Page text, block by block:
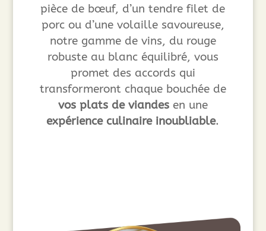
pièce de bœuf, d’un tendre filet de
porc ou d’une volaille savoureuse,
notre gamme de vins, du rouge
robuste au blanc équilibré, vous
promet des accords qui
transformeront chaque bouchée de
vos plats de viandesen une
expérience culinaire inoubliable.